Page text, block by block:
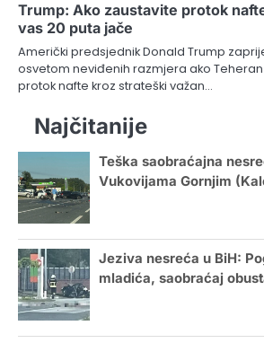
Trump: Ako zaustavite protok
vas 20 puta jače
Američki predsjednik Donald Trump
osvetom neviđenih razmjera ako
protok nafte kroz strateški važan…
Najčitanije
Teška saobraćajna
Vukovijama Gornjim
Jeziva nesreća u BiH:
mladića, saobraćaj